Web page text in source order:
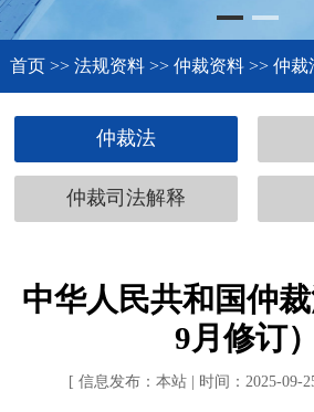
首页>> 法规资料>> 仲裁资料>> 仲裁
仲裁法
仲裁司法解释
中华人民共和国仲
9月修订）
[ 信息发布：本站 | 时间：2025-09-